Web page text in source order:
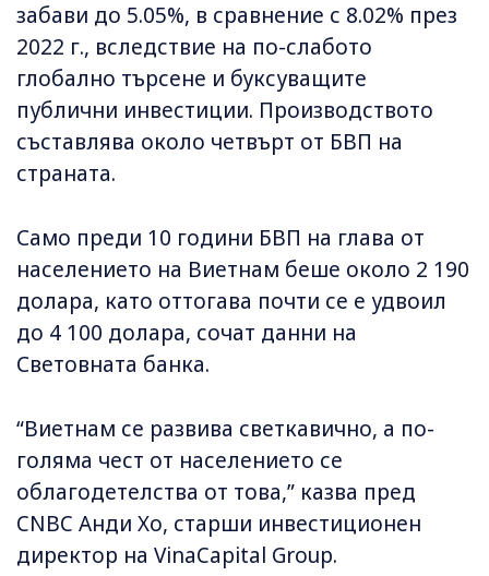
забави до 5.05%, в сравнение с 8.02% през
2022 г., вследствие на по-слабото
глобално търсене и буксуващите
публични инвестиции. Производството
съставлява около четвърт от БВП на
страната.
Само преди 10 години БВП на глава от
населението на Виетнам беше около 2 190
долара, като оттогава почти се е удвоил
до 4 100 долара, сочат данни на
Световната банка.
“Виетнам се развива светкавично, а по-
голяма чест от населението се
облагодетелства от това,” казва пред
CNBC Анди Хо, старши инвестиционен
директор на VinaCapital Group.